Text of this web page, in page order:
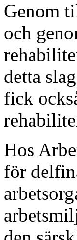
Genom
och
detta
fick
Hos
för